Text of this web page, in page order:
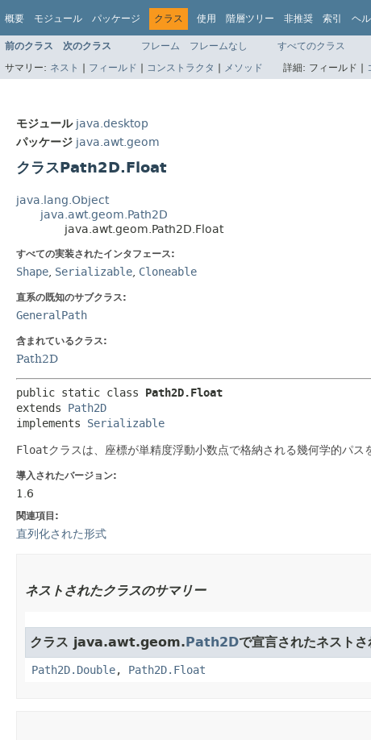
概要 モジュール パッケージ クラス 使用 階層ツリー 非推奨 索引 ヘ
前のクラス 次のクラス フレーム フレームなし すべてのクラス
サマリー: ネスト | フィールド | コンストラクタ | メソッド 詳細: フィールド |
モジュール java.desktop
パッケージ java.awt.geom
クラスPath2D.Float
java.lang.Object
java.awt.geom.Path2D
java.awt.geom.Path2D.Float
すべての実装されたインタフェース:
Shape Serializable Cloneable
直系の既知のサブクラス:
GeneralPath
含まれているクラス:
Path2D
public static class Path2D.Float
extends Path2D
implements Serializable
Floatクラスは、座標が単精度浮動小数点で格納される幾何学的パス
導入されたバージョン:
1.6
関連項目:
直列化された形式
ネストされたクラスのサマリー
クラス java.awt.geom.Path2Dで宣言されたネスト
Path2D.Double, Path2D.Float